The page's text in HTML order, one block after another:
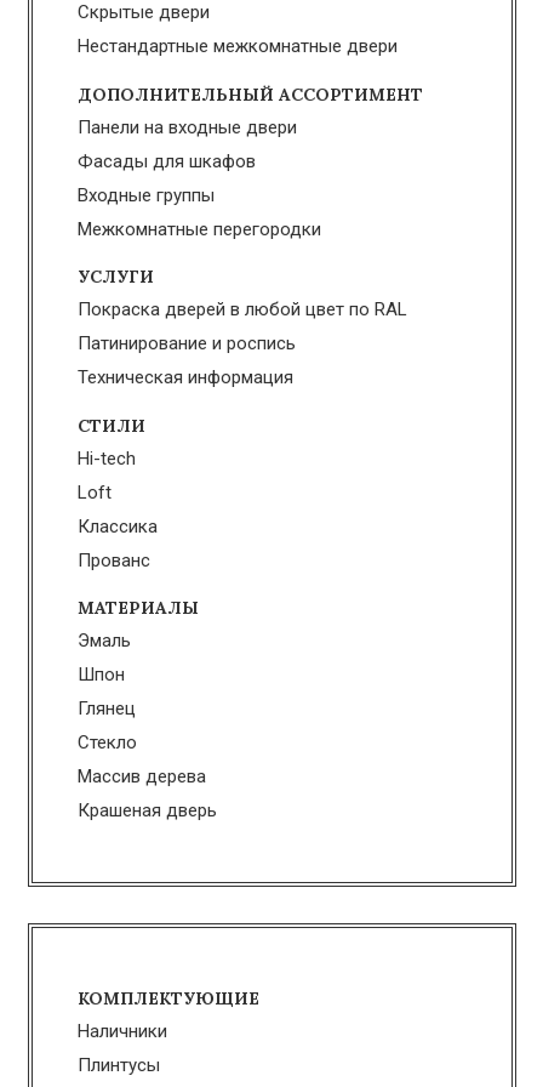
Скрытые двери
Нестандартные межкомнатные двери
ДОПОЛНИТЕЛЬНЫЙ АССОРТИМЕНТ
Панели на входные двери
Фасады для шкафов
Входные группы
Межкомнатные перегородки
УСЛУГИ
Покраска дверей в любой цвет по RAL
Патинирование и роспись
Техническая информация
СТИЛИ
Hi-tech
Loft
Классика
Прованс
МАТЕРИАЛЫ
Эмаль
Шпон
Глянец
Стекло
Массив дерева
Крашеная дверь
КОМПЛЕКТУЮЩИЕ
Наличники
Плинтусы